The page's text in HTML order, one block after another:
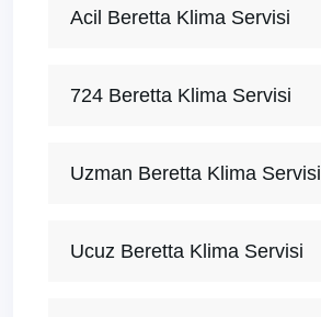
Acil Beretta Klima Servisi
724 Beretta Klima Servisi
Uzman Beretta Klima Servisi
Ucuz Beretta Klima Servisi